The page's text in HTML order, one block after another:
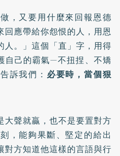
，又要用什麼來回報恩德
回應帶給你怨恨的人，用恩
人。」這個「直」字，用得
自己的霸氣—不扭捏、不矯
訴我們： 必要時，當個狠
大聲就贏，也不是要置對方
，能夠果斷、堅定的給出
對方知道他這樣的言語與行